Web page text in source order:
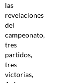
las
revelaciones
del
campeonato,
tres
partidos,
tres
victorias,